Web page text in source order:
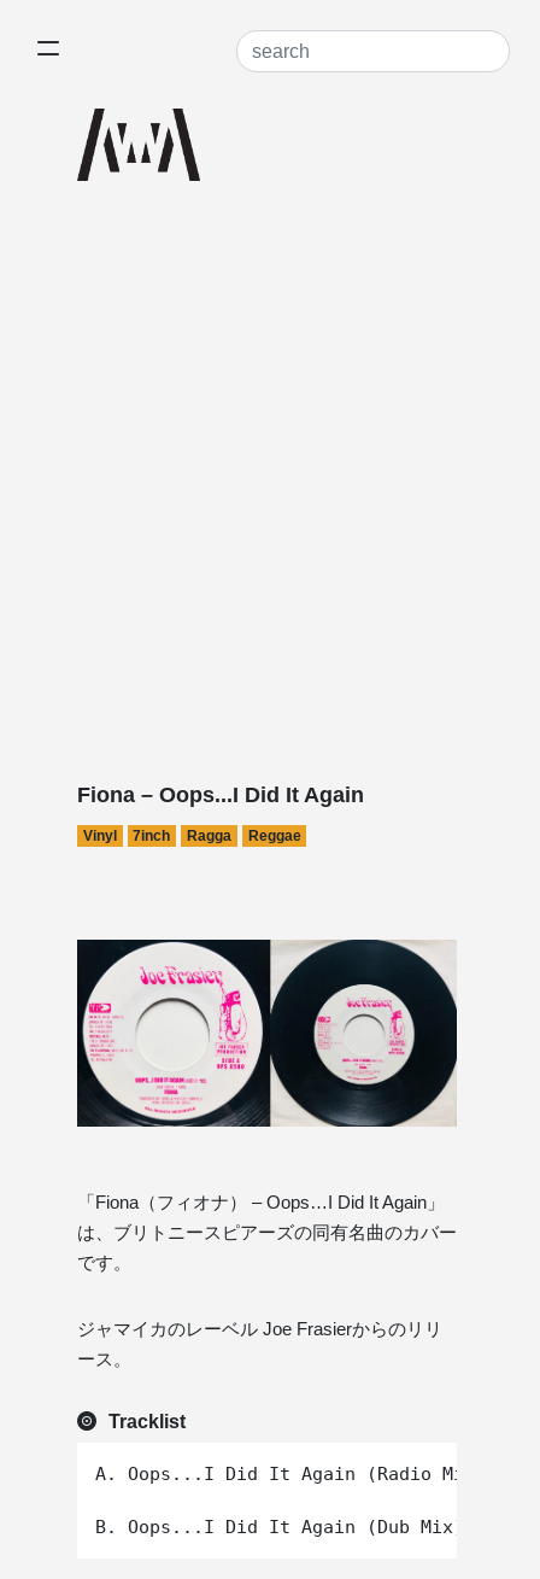
Fiona – Oops...I Did It Again
Vinyl 7inch Ragga Reggae
「Fiona（フィオナ） – Oops…I Did It Again」
は、ブリトニースピアーズの同有名曲のカバー
です。
ジャマイカのレーベル Joe Frasierからのリリ
ース。
Tracklist
A. Oops...I Did It Again (Radio Mix)